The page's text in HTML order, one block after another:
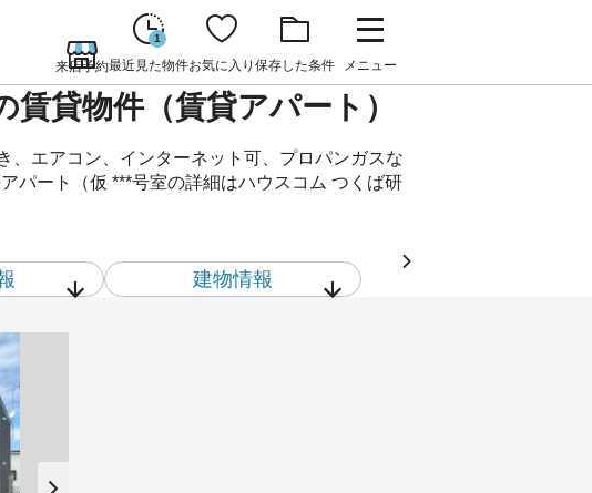
来店予約
1
最近見た物件お気に入り 保存した条件 メニュー
貸物件（賃貸アパート）
、エアコン、インターネット可、プロパンガスな
パート（仮 ***号室の詳細はハウスコム つくば研
建物情報